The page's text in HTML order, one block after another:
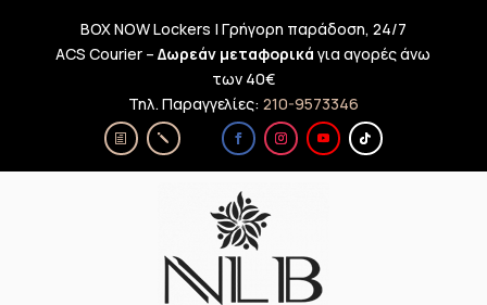
BOX NOW Lockers | Γρήγορη παράδοση, 24/7
ACS Courier –Δωρεάν μεταφορικά για αγορές άνω
των 40€
Τηλ. Παραγγελίες: 210-9573346